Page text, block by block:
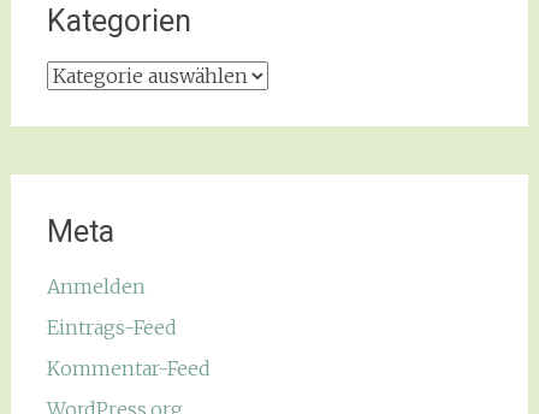
Kategorien
Kategorien
Meta
Anmelden
Eintrags-Feed
Kommentar-Feed
WordPress.org